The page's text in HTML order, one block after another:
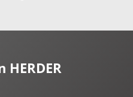
HERDER